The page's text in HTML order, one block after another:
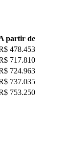
partir de
478.453
717.810
724.963
737.035
753.250